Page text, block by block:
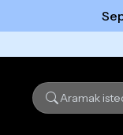
Tümünü